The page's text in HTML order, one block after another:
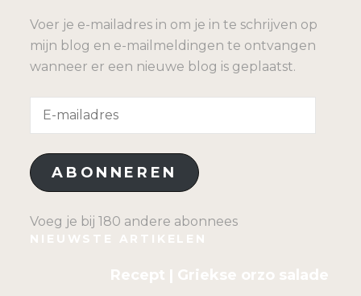
Voer je e-mailadres in om je in te schrijven op
mijn blog en e-mailmeldingen te ontvangen
wanneer er een nieuwe blog is geplaatst.
ABONNEREN
Voeg je bij 180 andere abonnees
NIEUWSTE ARTIKELEN
Recept | Griekse orzo salade